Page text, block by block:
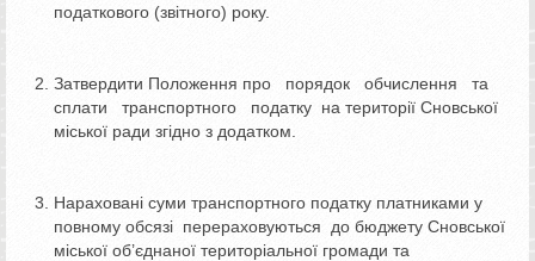
податкового (звітного) року.
Затвердити Положення про порядок обчислення та
сплати транспортного податку на території Сновської
міської ради згідно з додатком.
Нараховані суми транспортного податку платниками у
повному обсязі перераховуються до бюджету Сновської
міської об’єднаної територіальної громади та